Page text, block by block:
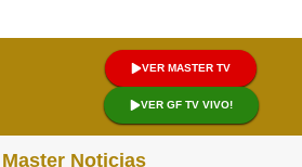
VER MASTER TV
VER GF TV VIVO!
Master Noticias